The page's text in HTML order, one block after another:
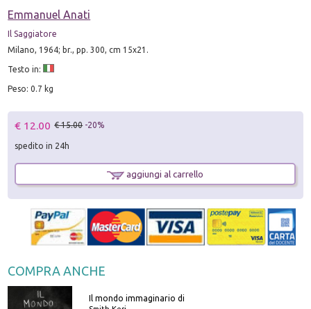
Emmanuel Anati
Il Saggiatore
Milano, 1964; br., pp. 300, cm 15x21.
Testo in:
Peso: 0.7 kg
€ 12.00 € 15.00 -20%
spedito in 24h
aggiungi al carrello
COMPRA ANCHE
Il mondo immaginario di